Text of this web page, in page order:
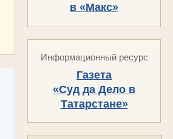
в «Макс»
Информационный ресурс
Газета
«Суд да Дело в
Татарстане»